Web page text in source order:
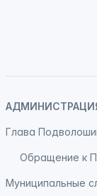
Глава
Обращение к
Муниципальные